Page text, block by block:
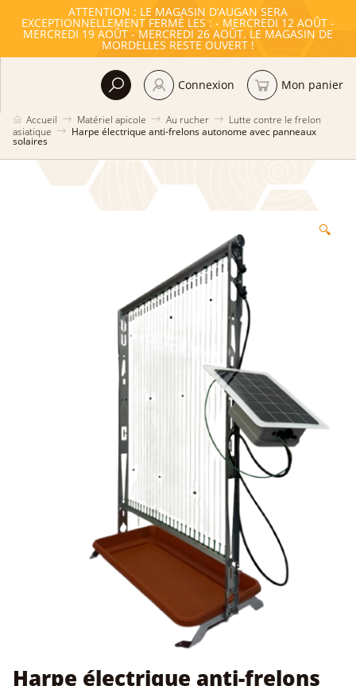
ATTENTION : LE MAGASIN D’AUGAN SERA
EXCEPTIONNELLEMENT FERMÉ LES : - MERCREDI 12 AOÛT -
MERCREDI 19 AOÛT - MERCREDI 26 AOÛT. LE MAGASIN DE
MORDELLES RESTE OUVERT !
Accueil Matériel apicole Au rucher
Lutte contre le frelon
asiatique
Harpe électrique anti-frelons autonome avec panneaux
solaires
Connexion Mon panier
🔍
Harpe électrique anti-frelons